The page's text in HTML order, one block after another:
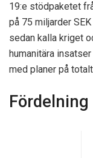
19:e stödpaketet
på 75 miljarder
sedan kalla kriget
humanitära
med planer på
Fördelning